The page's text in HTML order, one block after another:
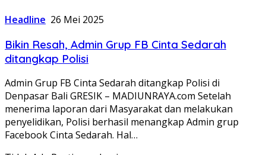
Headline 26 Mei 2025
Bikin Resah, Admin Grup FB Cinta Sedarah
ditangkap Polisi
Admin Grup FB Cinta Sedarah ditangkap Polisi di
Denpasar Bali GRESIK – MADIUNRAYA.com Setelah
menerima laporan dari Masyarakat dan melakukan
penyelidikan, Polisi berhasil menangkap Admin grup
Facebook Cinta Sedarah. Hal…